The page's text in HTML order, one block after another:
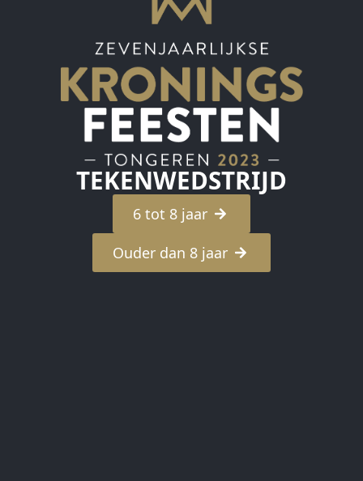
TEKENWEDSTRIJD
6 tot 8 jaar
Ouder dan 8 jaar